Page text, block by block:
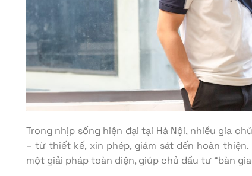
Trong nhịp sống hiện đại tại Hà Nội, nhiều gia
– từ thiết kế, xin phép, giám sát đến hoàn
một giải pháp toàn diện, giúp chủ đầu tư “bàn